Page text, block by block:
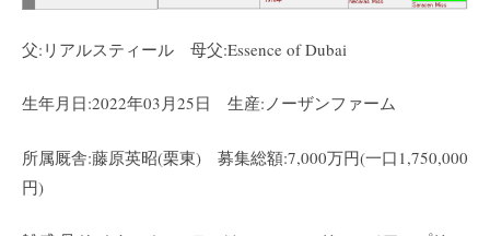
父:リアルスティール 母父:Essence of Dubai
生年月日:2022年03月25日 生産:ノーザンファーム
所属厩舎:藤原英昭(栗東) 募集総額:7,000万円(一口1,750,000
円)